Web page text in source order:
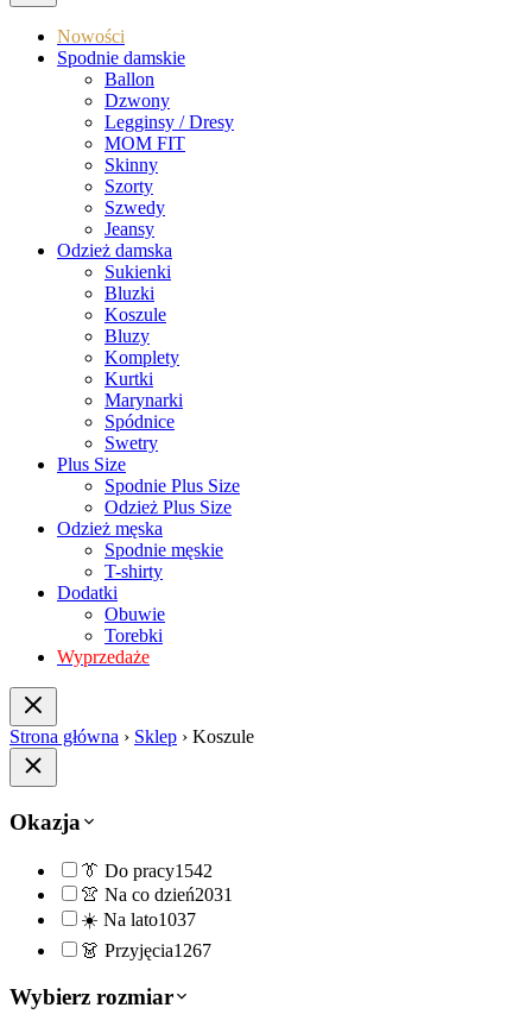
Nowości
Spodnie damskie
Ballon
Dzwony
Legginsy / Dresy
MOM FIT
Skinny
Szorty
Szwedy
Jeansy
Odzież damska
Sukienki
Bluzki
Koszule
Bluzy
Komplety
Kurtki
Marynarki
Spódnice
Swetry
Plus Size
Spodnie Plus Size
Odzież Plus Size
Odzież męska
Spodnie męskie
T-shirty
Dodatki
Obuwie
Torebki
Wyprzedaże
Strona główna › Sklep › Koszule
Okazja
👔 Do pracy1542
👚 Na co dzień2031
☀️ Na lato1037
👗 Przyjęcia1267
Wybierz rozmiar